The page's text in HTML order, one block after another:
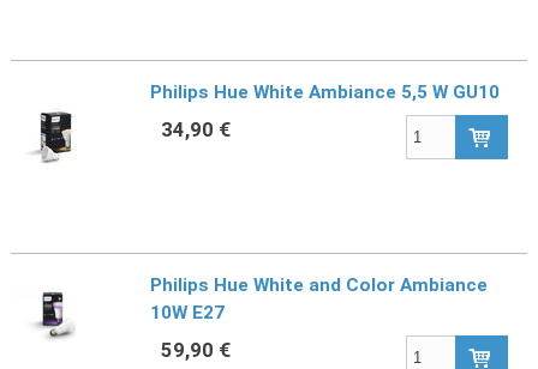
Philips Hue White Ambiance 5,5 W GU10
34,90 €
Philips Hue White and Color Ambiance
10W E27
59,90 €